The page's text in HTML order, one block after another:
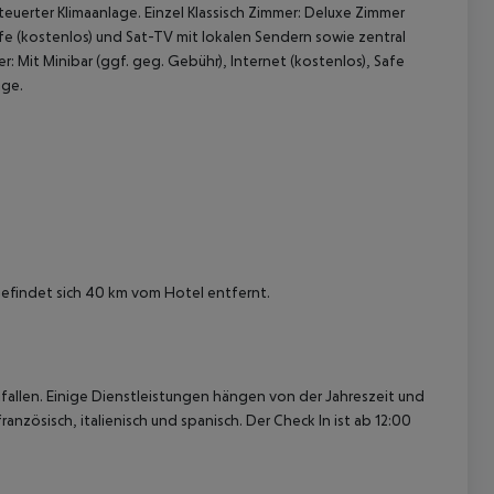
Klimaanlage. Einzel Klassisch Zimmer: Deluxe Zimmer
(kostenlos) und Sat-TV mit lokalen Sendern sowie zentral
Mit Minibar (ggf. geg. Gebühr), Internet (kostenlos), Safe
sich 40 km vom Hotel entfernt.
Einige Dienstleistungen hängen von der Jahreszeit und
italienisch und spanisch. Der Check In ist ab 12:00